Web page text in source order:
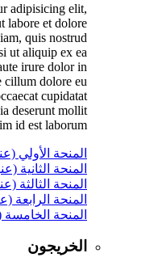
adipisicing elit,
labore et dolore
quis nostrud
ut aliquip ex ea
irure dolor in
cillum dolore eu
cupidatat
deserunt mollit
id est laborum.
المنحة الأولي
المنحة الثانية
المنحة الثالثة
المنحة الرابعة
المنحة
الخريجون